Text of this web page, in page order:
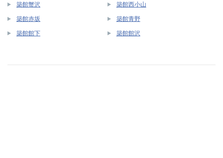
築館蟹沢 築館西小山
築館赤坂 築館青野
築館館下 築館館沢